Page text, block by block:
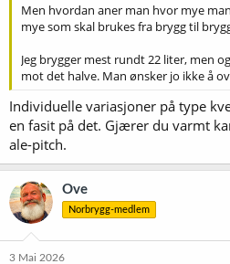
Men hvordan aner man hvor mye
mye som skal brukes fra brygg til
Jeg brygger mest rundt 22 liter, men
mot det halve. Man ønsker jo ikke å
Individuelle variasjoner på type
en fasit på det. Gjærer du varmt
ale-pitch.
Ove
Norbrygg-medlem
3 Mai 2026